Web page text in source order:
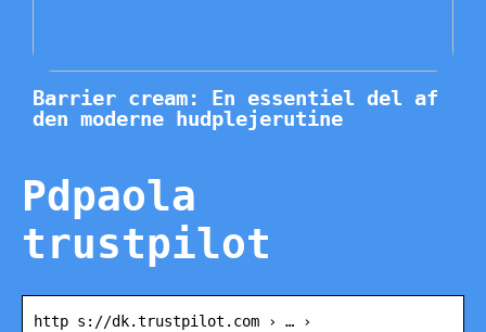
Barrier cream: En essentiel del af
den moderne hudplejerutine
Pdpaola
trustpilot
http s://dk.trustpilot.com › … ›